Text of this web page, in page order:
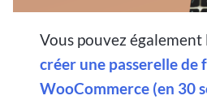
Vous pouvez
créer une passerelle de
WooCommerce (en 30